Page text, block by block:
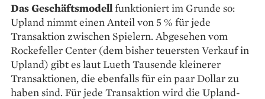
Das Geschäftsmodellfunktioniert im Grunde so:
Upland nimmt einen Anteil von 5 % für jede
Transaktion zwischen Spielern. Abgesehen vom
Rockefeller Center (dem bisher teuersten Verkauf in
Upland) gibt es laut Lueth Tausende kleinerer
Transaktionen, die ebenfalls für ein paar Dollar zu
haben sind. Für jede Transaktion wird die Upland-